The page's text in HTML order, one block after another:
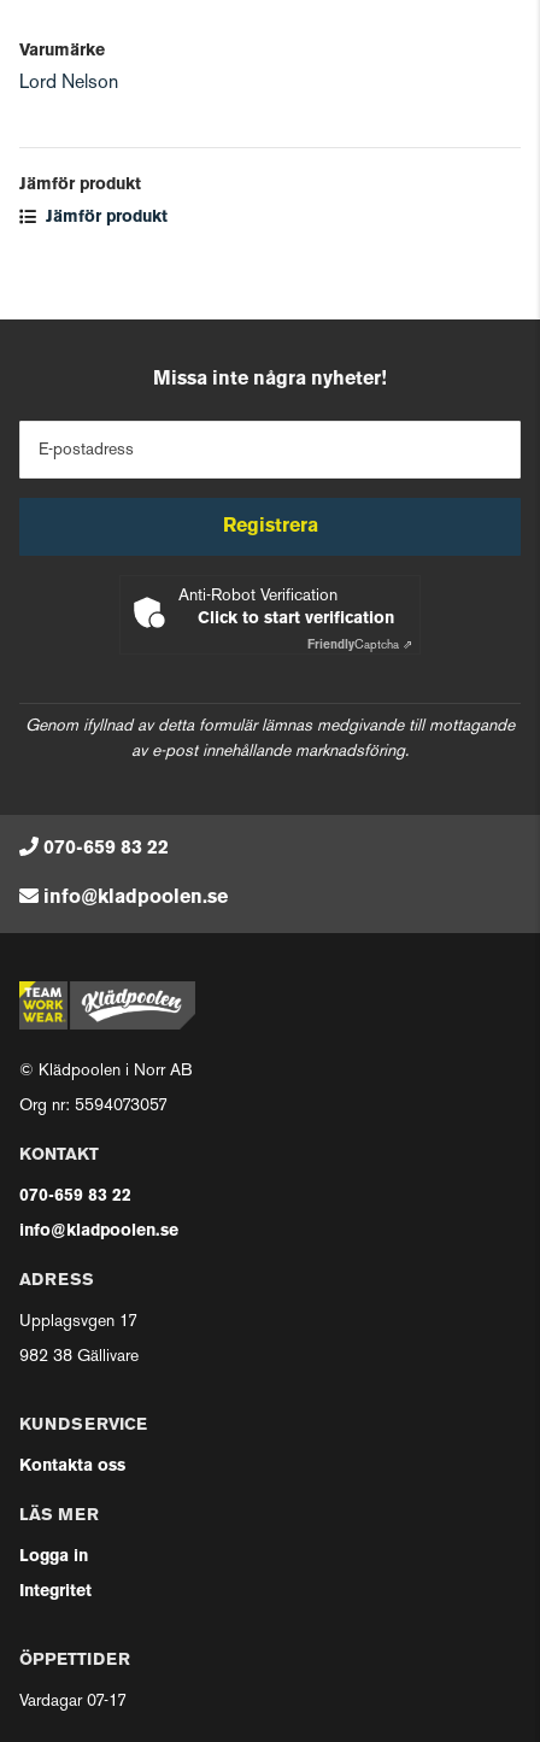
Varumärke
Lord Nelson
Jämför produkt
Jämför produkt
Missa inte några nyheter!
E-postadress
Registrera
Anti-Robot Verification
Click to start verification
FriendlyCaptcha ⇗
Genom ifyllnad av detta formulär lämnas medgivande till mottagande
av e-post innehållande marknadsföring.
070-659 83 22
info@kladpoolen.se
© Klädpoolen i Norr AB
Org nr: 5594073057
KONTAKT
070-659 83 22
info@kladpoolen.se
ADRESS
Upplagsvgen 17
982 38 Gällivare
KUNDSERVICE
Kontakta oss
LÄS MER
Logga in
Integritet
ÖPPETTIDER
Vardagar 07-17